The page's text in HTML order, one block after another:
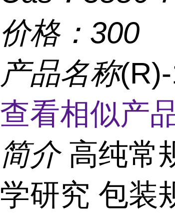
价格： 300
产品名称
查看相似产
简介 高纯常
学研究 包装